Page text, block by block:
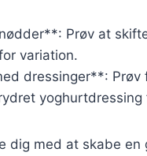
Prøv at
variation.
dressinger**:
dig med at skabe en